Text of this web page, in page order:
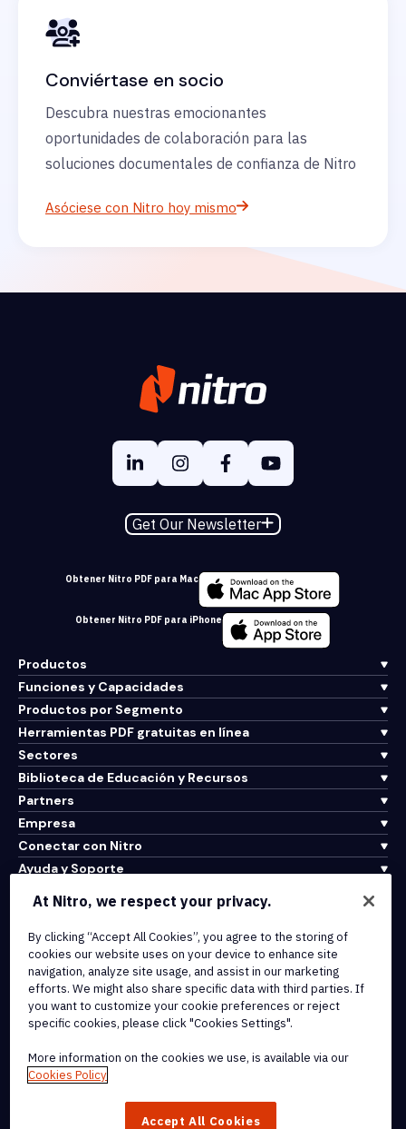
Conviértase en socio
Descubra nuestras emocionantes
oportunidades de colaboración para las
soluciones documentales de confianza de Nitro
Asóciese con Nitro hoy mismo
Get Our Newsletter
Obtener Nitro PDF para Mac
Obtener Nitro PDF para iPhone
Productos
Funciones y Capacidades
Productos por Segmento
Herramientas PDF gratuitas en línea
Sectores
Biblioteca de Educación y Recursos
Partners
Empresa
Conectar con Nitro
Ayuda y Soporte
Terms of Service
Cookie Policy
Copyright Policy
All Terms & Policies
At Nitro, we respect your privacy.
By clicking “Accept All Cookies”, you agree to the storing of
cookies our website uses on your device to enhance site
navigation, analyze site usage, and assist in our marketing
efforts. We might also share specific data with third parties. If
you want to customize your cookie preferences or reject
specific cookies, please click "Cookies Settings".
More information on the cookies we use, is available via our
Cookies Policy
Accept All Cookies